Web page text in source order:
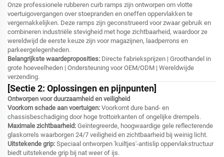
Onze professionele rubberen curb ramps zijn ontworpen om vlotte
voertuigovergangen over stoepranden en oneffen oppervlakken te
vergemakkelijken. Deze ramps zijn geconstrueerd voor zwaar gebruik en
combineren industriële stevigheid met hoge zichtbaarheid, waardoor ze
wereldwijd de eerste keuze zijn voor magazijnen, laadperrons en
parkeergelegenheden.
Belangrijkste waardeproposities: Directe fabrieksprijzen | Groothandel in
grote hoeveelheden | Ondersteuning voor OEM/ODM | Wereldwijde
verzending.
[Sectie 2: Oplossingen en pijnpunten]
Ontworpen voor duurzaamheid en veiligheid
Voorkom schade aan voertuigen: Voorkomt dure band- en
chassisbeschadiging door hoge trottoirkanten of ongelijke drempels.
Maximale zichtbaarheid: Geïntegreerde, hoogwaardige gele reflecterende
glaskorrels waarborgen 24/7 veiligheid en zichtbaarheid bij weinig licht.
Uitstekende grip: Speciaal ontworpen 'kuiltjes'-antislip oppervlakstructuur
biedt uitstekende grip bij nat weer of ijs.